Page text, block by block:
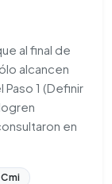
al final de
alcancen
1 (Definir
en